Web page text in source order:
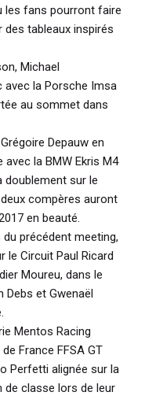
les fans pourront faire
tableaux inspirés
Michael
avec la Porsche Imsa
au sommet dans
Depauw en
la BMW Ekris M4
doublement sur le
compères auront
en beauté.
précédent meeting,
le Circuit Paul Ricard
Moureu, dans le
Debs et Gwenaël
Mentos Racing
France FFSA GT
Perfetti alignée sur la
de classe lors de leur